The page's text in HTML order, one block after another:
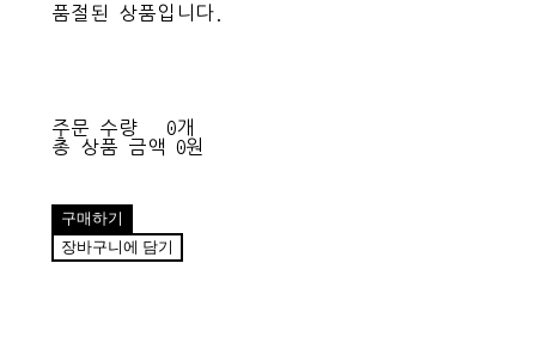
품절된 상품입니다.
주문 수량
0개
총 상품 금액
0원
구매하기
장바구니에 담기